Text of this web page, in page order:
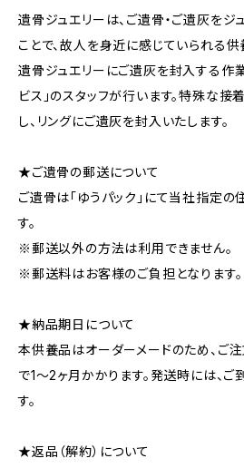
遺骨ジュエリーは、ご遺骨・ご遺灰をジ
ことで、故人を身近に感じていられる供
遺骨ジュエリーにご遺灰を封入する作
ビス」のスタッフが行います。特殊な
し、リングにご遺灰を封入いたします。
★ご遺骨の郵送について
ご遺骨は「ゆうパック」にて当社指定
す。
※郵送以外の方法は利用できません。
※郵送料はお客様のご負担となります。
★納品期日について
本供養品はオーダーメードのため、ご
で1～2ヶ月かかります。発送時には、
す。
★返品（解約）について